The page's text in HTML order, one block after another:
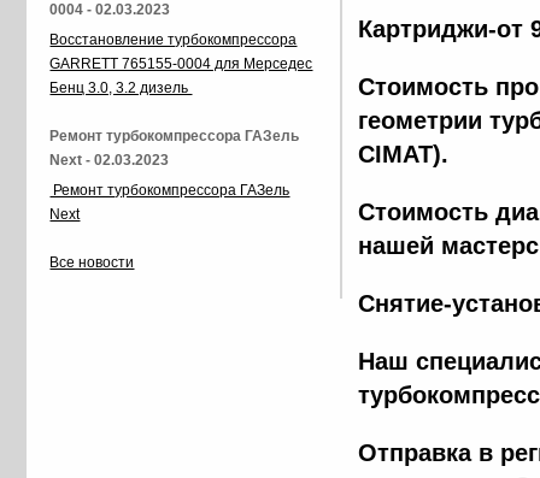
Картриджи-от
Стоимость
геометрии
CIMAT).
Стоимость
нашей
Снятие-
Наш
Отправка в
0004 - 02.03.2023
Восстановление турбокомпрессора
GARRETT 765155-0004 для Мерседес
Бенц 3.0, 3.2 дизель
Ремонт турбокомпрессора ГАЗель
Next - 02.03.2023
Ремонт турбокомпрессора ГАЗель
Next
Все новости